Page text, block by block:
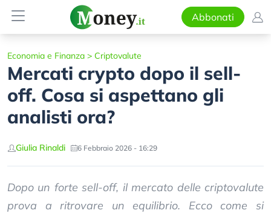
Abbonati
Economia e Finanza > Criptovalute
Mercati crypto dopo il sell-
off. Cosa si aspettano gli
analisti ora?
Giulia Rinaldi 6 Febbraio 2026 - 16:29
Dopo un forte sell-off, il mercato delle criptovalute
prova a ritrovare un equilibrio. Ecco come si